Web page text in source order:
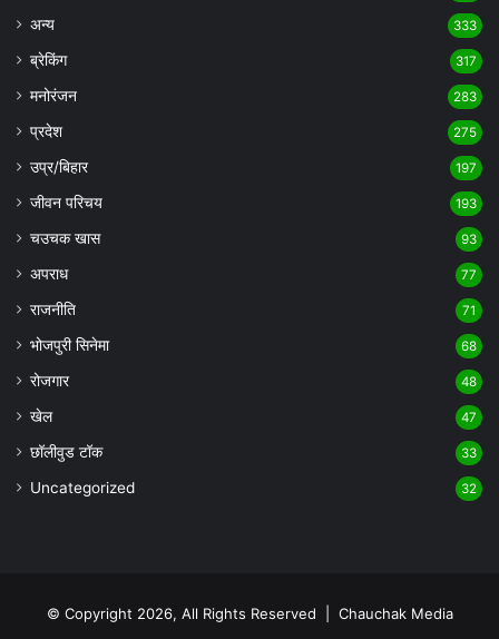
अन्य 333
ब्रेकिंग 317
मनोरंजन 283
प्रदेश 275
उप्र/बिहार 197
जीवन परिचय 193
चउचक खास 93
अपराध 77
राजनीति 71
भोजपुरी सिनेमा 68
रोजगार 48
खेल 47
छॉलीवुड टॉक 33
Uncategorized 32
© Copyright 2026, All Rights Reserved | Chauchak Media